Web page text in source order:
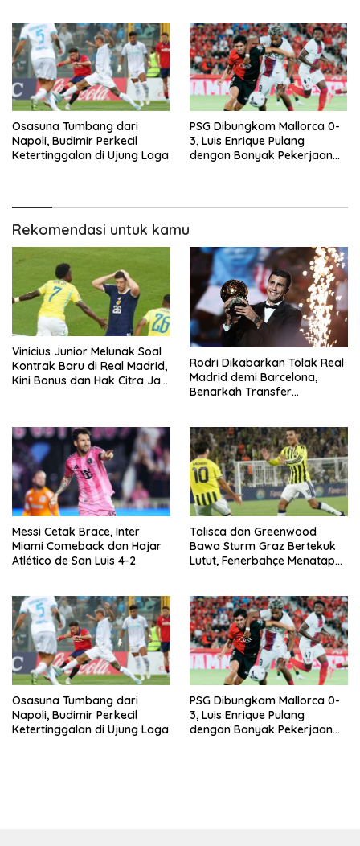
Osasuna Tumbang dari
Napoli, Budimir Perkecil
Ketertinggalan di Ujung Laga
PSG Dibungkam Mallorca 0-
3, Luis Enrique Pulang
dengan Banyak Pekerjaan
Rekomendasi untuk kamu
Vinicius Junior Melunak Soal
Kontrak Baru di Real Madrid,
Kini Bonus dan Hak Citra Jadi
Rodri Dikabarkan Tolak Real
Madrid demi Barcelona,
Benarkah Transfer
Messi Cetak Brace, Inter
Miami Comeback dan Hajar
Atlético de San Luis 4-2
Talisca dan Greenwood
Bawa Sturm Graz Bertekuk
Lutut, Fenerbahçe Menatap
Osasuna Tumbang dari
Napoli, Budimir Perkecil
Ketertinggalan di Ujung Laga
PSG Dibungkam Mallorca 0-
3, Luis Enrique Pulang
dengan Banyak Pekerjaan